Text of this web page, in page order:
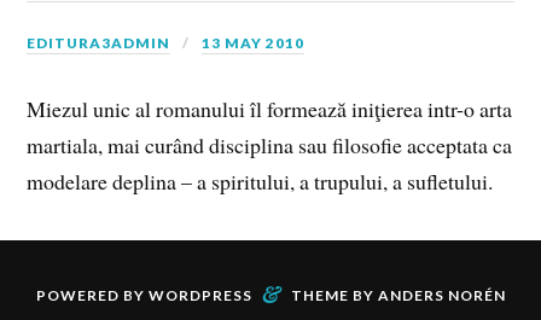
EDITURA3ADMIN 13 MAY 2010
Miezul unic al romanului îl formează iniţierea intr-o arta
martiala, mai curând disciplina sau filosofie acceptata ca
modelare deplina – a spiritului, a trupului, a sufletului.
POWERED BY WORDPRESS & THEME BY ANDERS NORÉN